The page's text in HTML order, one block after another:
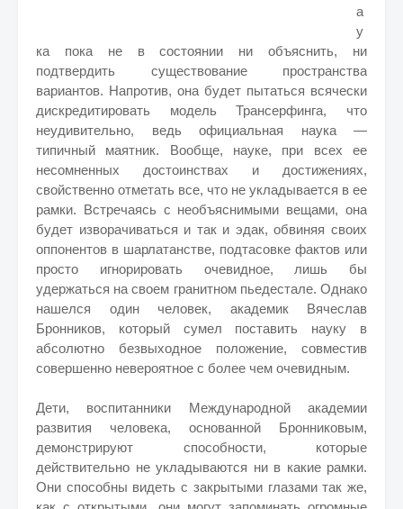
а
у
ка пока не в состоянии ни объяснить, ни
подтвердить существование пространства
вариантов. Напротив, она будет пытаться всячески
дискредитировать модель Трансерфинга, что
неудивительно, ведь официальная наука —
типичный маятник. Вообще, науке, при всех ее
несомненных достоинствах и достижениях,
свойственно отметать все, что не укладывается в ее
рамки. Встречаясь с необъяснимыми вещами, она
будет изворачиваться и так и эдак, обвиняя своих
оппонентов в шарлатанстве, подтасовке фактов или
просто игнорировать очевидное, лишь бы
удержаться на своем гранитном пьедестале. Однако
нашелся один человек, академик Вячеслав
Бронников, который сумел поставить науку в
абсолютно безвыходное положение, совместив
совершенно невероятное с более чем очевидным.
Дети, воспитанники Международной академии
развития человека, основанной Бронниковым,
демонстрируют способности, которые
действительно не укладываются ни в какие рамки.
Они способны видеть с закрытыми глазами так же,